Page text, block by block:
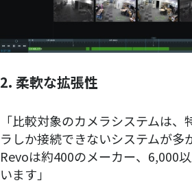
2. 柔軟な拡張性
「比較対象のカメラシステムは
ラしか接続できないシステムが多
Revoは約400のメーカー、6,000
います」